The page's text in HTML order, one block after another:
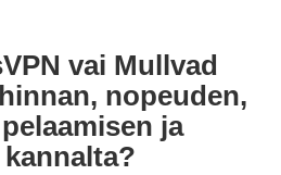
vai Mullvad
nopeuden,
ja